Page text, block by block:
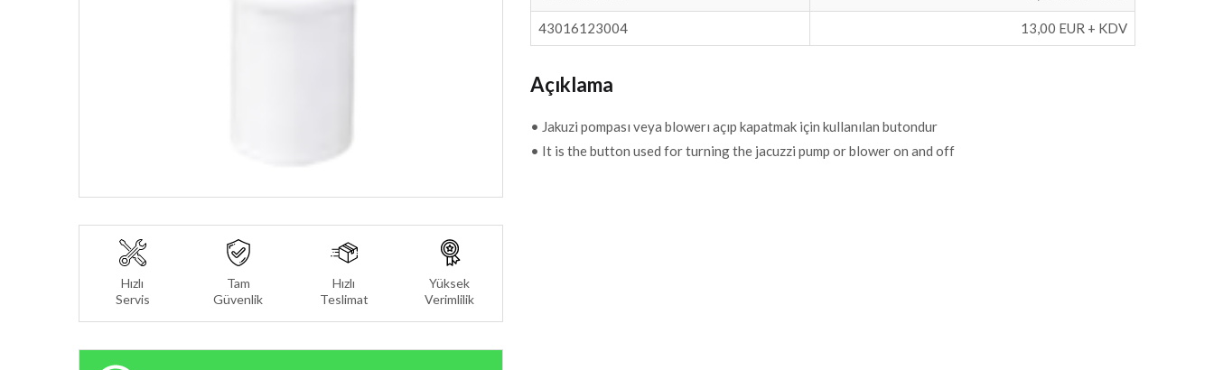
Hızlı
Servis
Tam
Güvenlik
Hızlı
Teslimat
Yüksek
Verimlilik
43016123004 13,00 EUR + KDV
Açıklama
• Jakuzi pompası veya blowerı açıp kapatmak için kullanılan butondur
• It is the button used for turning the jacuzzi pump or blower on and off